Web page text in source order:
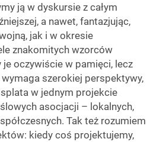
ją w dyskursie z całym
a nawet, fantazjując,
jak i w okresie
znakomitych wzorców
oczywiście w pamięci, lecz
szerokiej perspektywy,
w jednym projekcie
asocjacji – lokalnych,
Tak też rozumiem
kiedy coś projektujemy,